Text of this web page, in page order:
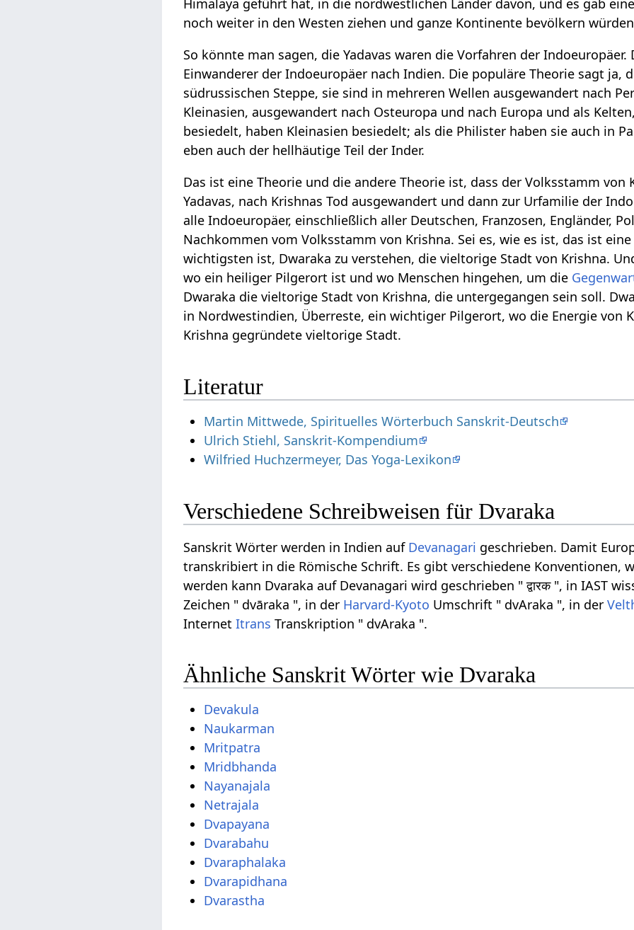
Himalaya geführt hat, in die nordwestlichen Länder davon, und es gab
noch weiter in den Westen ziehen und ganze Kontinente bevölkern
So könnte man sagen, die Yadavas waren die Vorfahren der
Einwanderer der Indoeuropäer nach Indien. Die populäre Theorie sagt ja,
südrussischen Steppe, sie sind in mehreren Wellen ausgewandert nach
Kleinasien, ausgewandert nach Osteuropa und nach Europa und als
besiedelt, haben Kleinasien besiedelt; als die Philister haben sie auch in
eben auch der hellhäutige Teil der Inder.
Das ist eine Theorie und die andere Theorie ist, dass der Volksstamm
Yadavas, nach Krishnas Tod ausgewandert und dann zur Urfamilie der
alle Indoeuropäer, einschließlich aller Deutschen, Franzosen, Engländer,
Nachkommen vom Volksstamm von Krishna. Sei es, wie es ist, das ist
wichtigsten ist, Dwaraka zu verstehen, die vieltorige Stadt von Krishna.
wo ein heiliger Pilgerort ist und wo Menschen hingehen, um die
Dwaraka die vieltorige Stadt von Krishna, die untergegangen sein soll.
in Nordwestindien, Überreste, ein wichtiger Pilgerort, wo die Energie von
Krishna gegründete vieltorige Stadt.
Literatur
Martin Mittwede, Spirituelles Wörterbuch Sanskrit-Deutsch
Ulrich Stiehl, Sanskrit-Kompendium
Wilfried Huchzermeyer, Das Yoga-Lexikon
Verschiedene Schreibweisen für Dvaraka
Sanskrit Wörter werden in Indien auf Devanagari geschrieben. Damit
transkribiert in die Römische Schrift. Es gibt verschiedene Konventionen,
werden kann Dvaraka auf Devanagari wird geschrieben " द्वारक ", in IAST
Zeichen " dvāraka ", in der Harvard-Kyoto Umschrift " dvAraka ", in der
InternetItrans Transkription " dvAraka ".
Ähnliche Sanskrit Wörter wie Dvaraka
Devakula
Naukarman
Mritpatra
Mridbhanda
Nayanajala
Netrajala
Dvapayana
Dvarabahu
Dvaraphalaka
Dvarapidhana
Dvarastha